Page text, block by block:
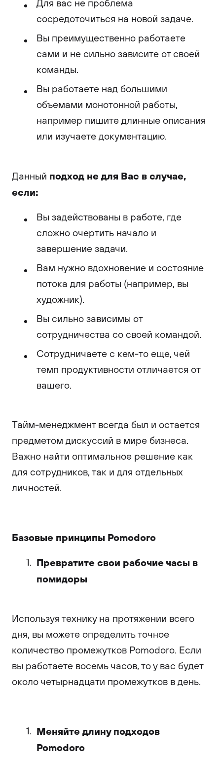
Для вас не проблема
сосредоточиться на новой задаче.
Вы преимущественно работаете
сами и не сильно зависите от своей
команды.
Вы работаете над большими
объемами монотонной работы,
например пишите длинные описания
или изучаете документацию.
Данный подход не для Вас в случае,
если:
Вы задействованы в работе, где
сложно очертить начало и
завершение задачи.
Вам нужно вдохновение и состояние
потока для работы (например, вы
художник).
Вы сильно зависимы от
сотрудничества со своей командой.
Сотрудничаете с кем-то еще, чей
темп продуктивности отличается от
вашего.
Тайм-менеджмент всегда был и остается
предметом дискуссий в мире бизнеса.
Важно найти оптимальное решение как
для сотрудников, так и для отдельных
личностей.
Базовые принципы Pomodoro
Превратите свои рабочие часы в
помидоры
Используя технику на протяжении всего
дня, вы можете определить точное
количество промежутков Pomodoro. Если
вы работаете восемь часов, то у вас будет
около четырнадцати промежутков в день.
Меняйте длину подходов
Pomodoro